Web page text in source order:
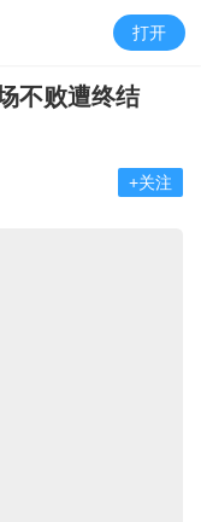
打开
不败遭终结
+关注